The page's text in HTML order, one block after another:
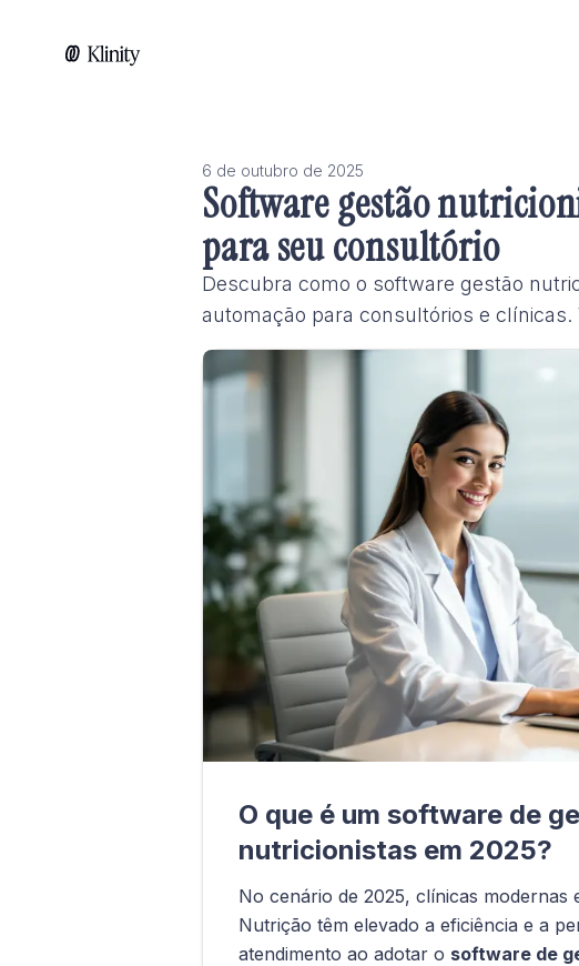
6 de outubro de 2025
Software gestão
para seu consultório
Descubra como o software gestão
automação para consultórios e
O que é um software de
nutricionistas em 2025?
No cenário de 2025, clínicas modernas
Nutrição têm elevado a eficiência e a
atendimento ao adotar o software de